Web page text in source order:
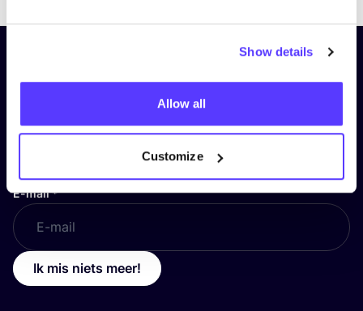
Show details
Allow all
Customize
Schrijf je in op onze nieuwsbrief
en blijf op de hoogte!
Voornaam*
E-mail*
Ik mis niets meer!